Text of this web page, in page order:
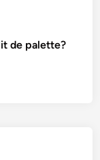
de palette?